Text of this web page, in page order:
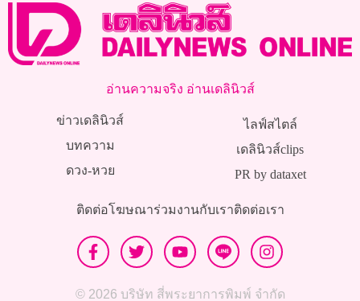
อ่านความจริง อ่านเดลินิวส์
ข่าวเดลินิวส์
บทความ
ดวง-หวย
ไลฟ์สไตล์
เดลินิวส์clips
PR by dataxet
ติดต่อโฆษณาร่วมงานกับเราติดต่อเรา
© 2026 บริษัท สี่พระยาการพิมพ์ จำกัด